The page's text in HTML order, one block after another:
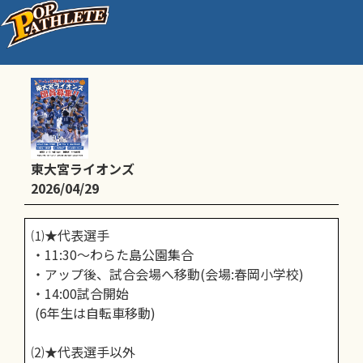
前期リーグ戦vs春岡スターズ
東大宮ライオンズ
2026/04/29
⑴★代表選手
・11:30～わらた島公園集合
・アップ後、試合会場へ移動(会場:春岡小学校)
・14:00試合開始
(6年生は自転車移動)
⑵★代表選手以外